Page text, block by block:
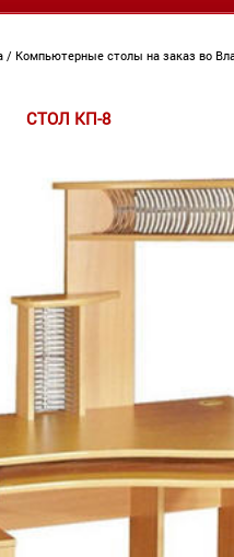
/ Компьютерные столы на заказ во
СТОЛ КП-8